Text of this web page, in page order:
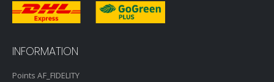
INFORMATION
Points AF_FIDELITY